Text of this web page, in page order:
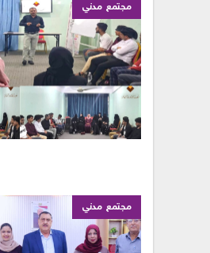
مجتمع مدني
مجتمع مدني